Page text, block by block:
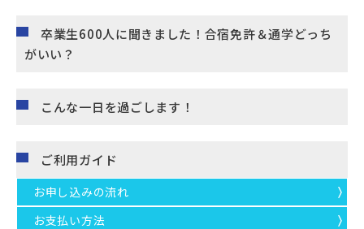
卒業生600人に聞きました！合宿免許＆通学どっち
がいい？
こんな一日を過ごします！
ご利用ガイド
お申し込みの流れ
お支払い方法